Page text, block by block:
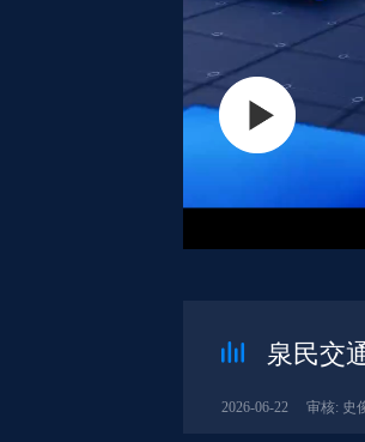
泉民交
2026-06-22 审核: 史